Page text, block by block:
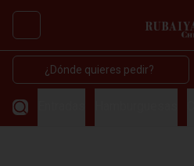
Abrir menu de navegación
¿Dónde quieres pedir?